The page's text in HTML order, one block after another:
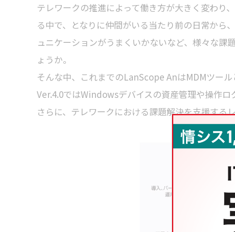
テレワークの推進によって働き方が大きく変わり
る中で、となりに仲間がいる当たり前の日常から
ュニケーションがうまくいかないなど、様々な課
ょうか。
そんな中、これまでのLanScope AnはMDMツー
Ver.4.0ではWindowsデバイスの資産管理や操作ロ
さらに、テレワークにおける課題解決を支援する